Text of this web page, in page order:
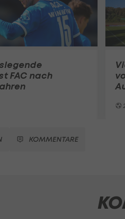
FAC nach
KOMMENTARE